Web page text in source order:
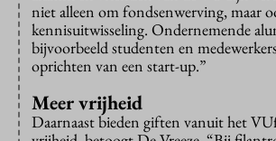
niet alleen om fondsenwerving, maar
kennisuitwisseling. Ondernemende
bijvoorbeeld studenten en
oprichten van een start-up.”
Meer vrijheid
Daarnaast bieden giften vanuit het